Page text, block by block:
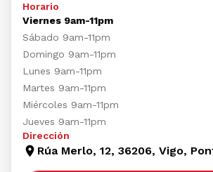
Horario
Viernes 9am-11pm
Sábado 9am-11pm
Domingo 9am-11pm
Lunes 9am-11pm
Martes 9am-11pm
Miércoles 9am-11pm
Jueves 9am-11pm
Dirección
Rúa Merlo, 12, 36206, Vigo,